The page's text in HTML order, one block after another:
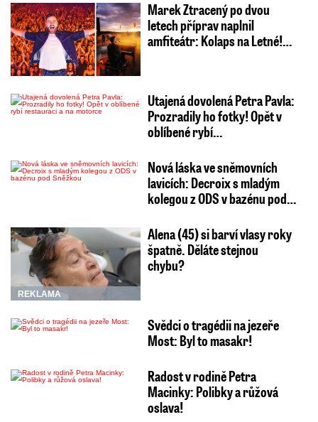
Marek Ztracený po dvou
letech příprav naplnil
amfiteátr: Kolaps na Letné!…
Utajená dovolená Petra Pavla:
Prozradily ho fotky! Opět v
oblíbené rybí…
Nová láska ve sněmovních
lavicích: Decroix s mladým
kolegou z ODS v bazénu pod…
REKLAMA
Alena (45) si barví vlasy roky
špatně. Děláte stejnou
chybu?
Svědci o tragédii na jezeře
Most: Byl to masakr!
Radost v rodině Petra
Macinky: Polibky a růžová
oslava!